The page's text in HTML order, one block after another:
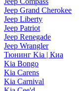
Jeep Grand Cherokee
Jeep Liberty
Jeep Patriot
Jeep Renegade
Jeep Wrangler
Тюнинг Kia | Киа
Kia Bongo
Kia Carens
Kia Carnival